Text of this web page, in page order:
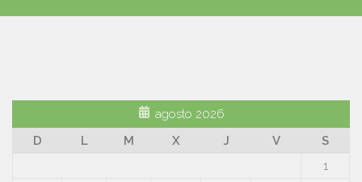
agosto 2026
D
L M X J V
S
1